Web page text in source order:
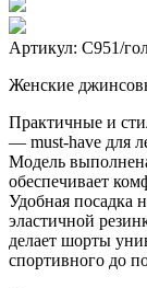
Артикул: С951/
Женские
Практичные и
— must-have для
Модель
обеспечивает
Удобная посадка
эластичной
делает шорты
спортивного до